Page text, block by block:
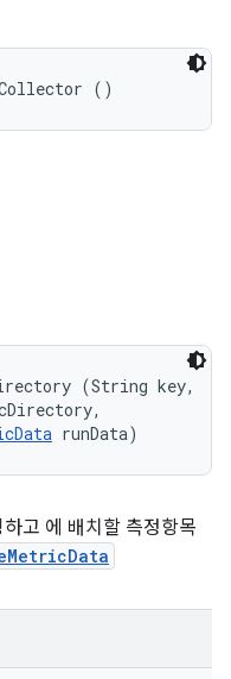
()
(String key,
runData)
고 에 배치할 측정항목